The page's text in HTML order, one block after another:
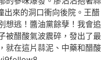
出來的洞口衝向後院。王醋
想逃！醬油黨餘孽！我會追
被醋酸氣波震碎，發出了最
就在這片蒜泥、中藥和醋酸